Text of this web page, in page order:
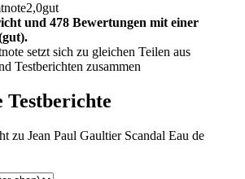
2,0gut
und 478 Bewertungen mit einer
setzt sich zu gleichen Teilen aus
Testberichten zusammen
Testberichte
zu Jean Paul Gaultier Scandal Eau de